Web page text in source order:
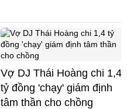
Vợ DJ Thái Hoàng chi 1,4
tỷ đồng 'chạy' giám định
tâm thần cho chồng